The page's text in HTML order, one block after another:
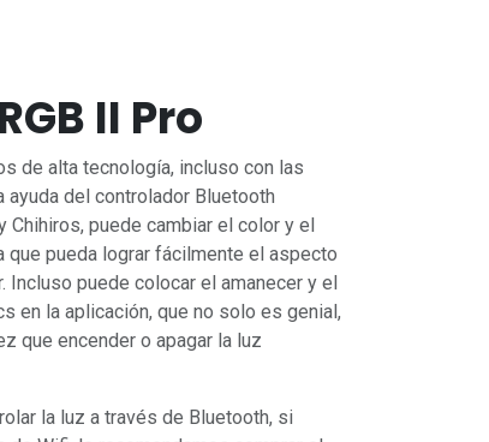
II Pro
de alta tecnología, incluso con las
del controlador Bluetooth
Chihiros, puede cambiar el color y el
que pueda lograr fácilmente el aspecto
Incluso puede colocar el amanecer y el
en la aplicación, que no solo es genial,
que encender o apagar la luz
la luz a través de Bluetooth, si